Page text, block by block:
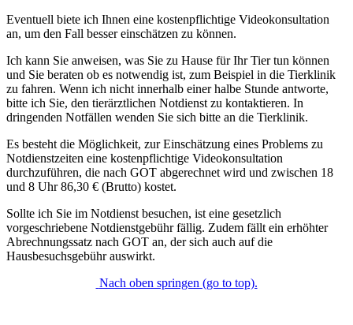
Eventuell biete ich Ihnen eine kostenpflichtige Videokonsultation
an, um den Fall besser einschätzen zu können.
Ich kann Sie anweisen, was Sie zu Hause für Ihr Tier tun können
und Sie beraten ob es notwendig ist, zum Beispiel in die Tierklinik
zu fahren. Wenn ich nicht innerhalb einer halbe Stunde antworte,
bitte ich Sie, den tierärztlichen Notdienst zu kontaktieren. In
dringenden Notfällen wenden Sie sich bitte an die Tierklinik.
Es besteht die Möglichkeit, zur Einschätzung eines Problems zu
Notdienstzeiten eine kostenpflichtige Videokonsultation
durchzuführen, die nach GOT abgerechnet wird und zwischen 18
und 8 Uhr 86,30 € (Brutto) kostet.
Sollte ich Sie im Notdienst besuchen, ist eine gesetzlich
vorgeschriebene Notdienstgebühr fällig. Zudem fällt ein erhöhter
Abrechnungssatz nach GOT an, der sich auch auf die
Hausbesuchsgebühr auswirkt.
Nach oben springen (go to top).